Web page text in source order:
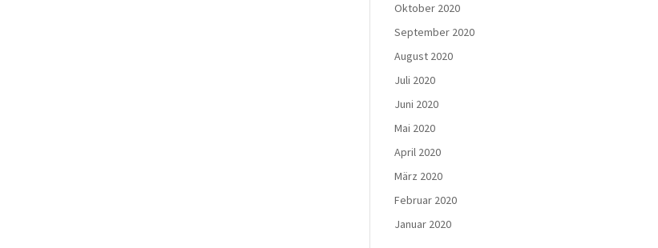
Oktober 2020
September 2020
August 2020
Juli 2020
Juni 2020
Mai 2020
April 2020
März 2020
Februar 2020
Januar 2020